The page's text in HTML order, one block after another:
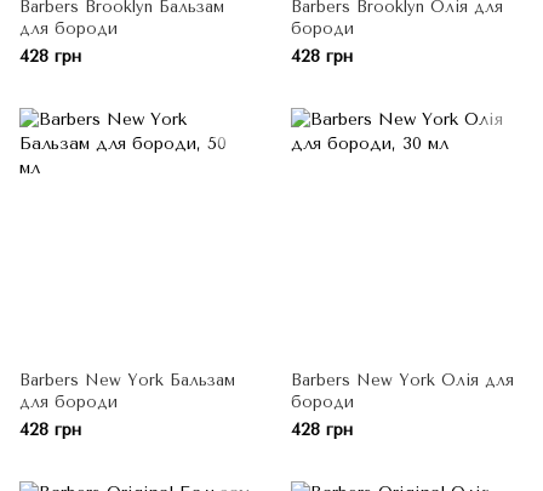
Barbers Brooklyn Бальзам
для бороди
428 грн
Barbers Brooklyn Олія для
бороди
428 грн
Barbers New York Бальзам
для бороди
428 грн
Barbers New York Олія для
бороди
428 грн